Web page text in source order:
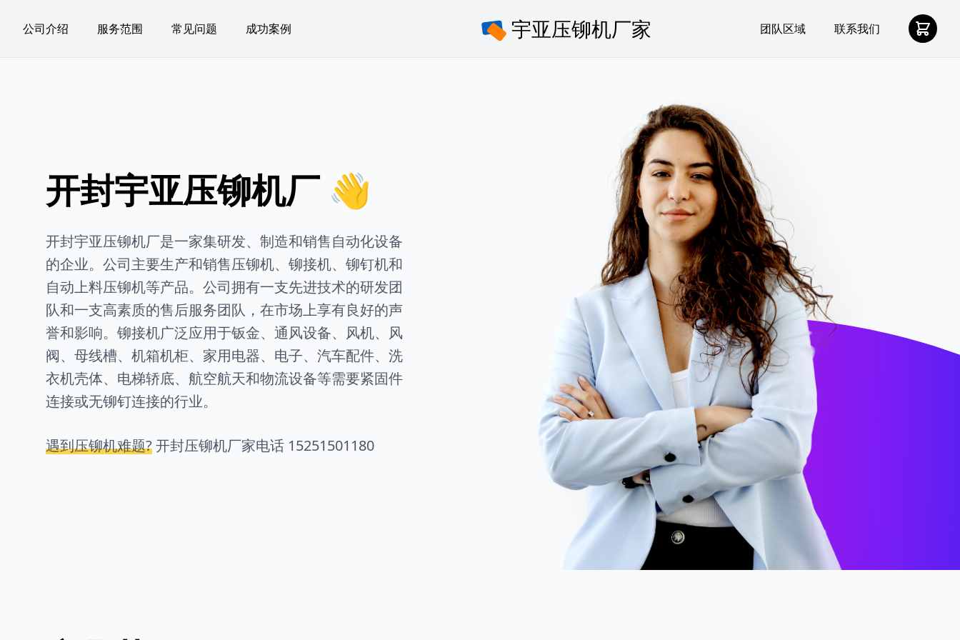
公司介绍 服务范围 常见问题 成功案例 团队区域 联系我们
开封宇亚压铆机厂 👋
开封宇亚压铆机厂是一家集研发、制造和销售自动化设备
的企业。公司主要生产和销售压铆机、铆接机、铆钉机和
自动上料压铆机等产品。公司拥有一支先进技术的研发团
队和一支高素质的售后服务团队，在市场上享有良好的声
誉和影响。铆接机广泛应用于钣金、通风设备、风机、风
阀、母线槽、机箱机柜、家用电器、电子、汽车配件、洗
衣机壳体、电梯轿底、航空航天和物流设备等需要紧固件
连接或无铆钉连接的行业。
遇到压铆机难题?开封压铆机厂家电话 15251501180